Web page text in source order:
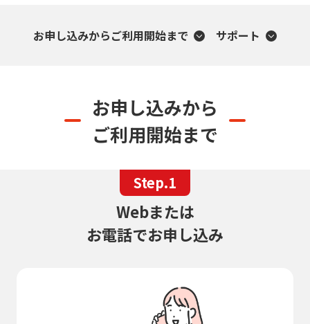
お申し込みからご利用開始まで サポート
お申し込みから
ご利用開始まで
Step.1
Webまたは
お電話でお申し込み